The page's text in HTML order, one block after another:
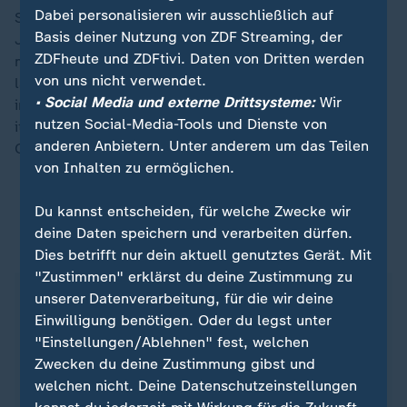
Seit der Schließung der Olympia-Bahn in Cesana im
Jahr 2011 gibt es in Italien keine Bob- und Rodelbahn
mehr. Die neue Bahn in Cortina soll deshalb auch
langfristig genutzt werden. Sie soll einen festen Platz
im Weltcup-Kalender bekommen. Außerdem sind die
italienischen Alpen Austragungsort der nächsten
Olympischen Jugend-Winterspiele 2028.
Die neue Bob- und Rodelbahn in Cortina
Streckenlänge: 1730 Meter
Kurven: 16
Höchstgeschwindigkeit: 145 km/h
Kosten: Rund 120 Millionen Euro
Dabei personalisieren wir ausschließlich auf
Basis deiner Nutzung von ZDF Streaming, der
ZDFheute und ZDFtivi. Daten von Dritten werden
von uns nicht verwendet.
• Social Media und externe Drittsysteme:Wir
nutzen Social-Media-Tools und Dienste von
anderen Anbietern. Unter anderem um das Teilen
von Inhalten zu ermöglichen.
Du kannst entscheiden, für welche Zwecke wir
deine Daten speichern und verarbeiten dürfen.
Dies betrifft nur dein aktuell genutztes Gerät. Mit
"Zustimmen" erklärst du deine Zustimmung zu
unserer Datenverarbeitung, für die wir deine
Einwilligung benötigen. Oder du legst unter
"Einstellungen/Ablehnen" fest, welchen
Zwecken du deine Zustimmung gibst und
welchen nicht. Deine Datenschutzeinstellungen